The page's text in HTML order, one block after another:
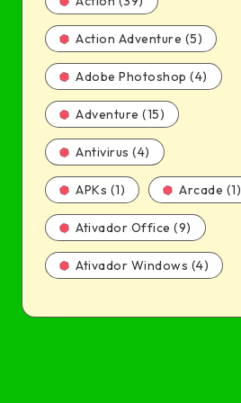
Action Adventure (5)
Adobe Photoshop (4)
Adventure (15)
Antivirus (4)
APKs (1) Arcade (1)
Ativador Office (9)
Ativador Windows (4)